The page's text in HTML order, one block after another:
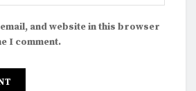
email, and website in this browser
I comment.